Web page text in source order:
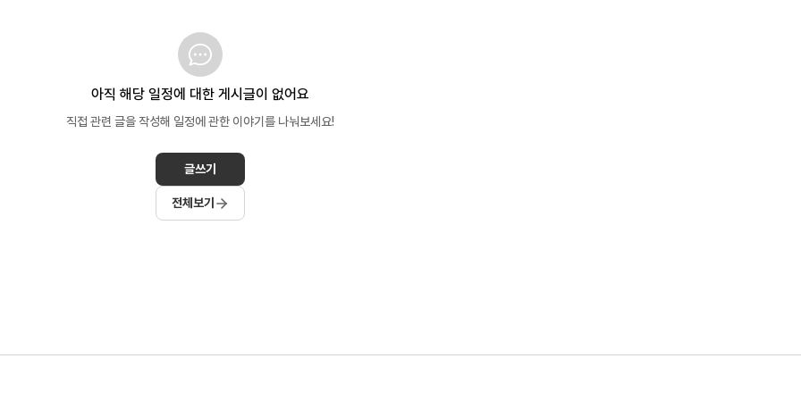
아직 해당 일정에 대한 게시글이 없어요
직접 관련 글을 작성해 일정에 관한 이야기를 나눠보세요!
글쓰기
전체보기